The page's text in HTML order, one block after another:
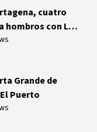
cuatro
hombros con Lea
Hermoso en
Grande de
Puerto